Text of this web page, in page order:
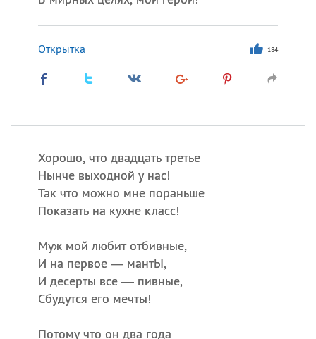
Открытка 184
Хорошо, что двадцать третье
Нынче выходной у нас!
Так что можно мне пораньше
Показать на кухне класс!
Муж мой любит отбивные,
И на первое — мантЫ,
И десерты все — пивные,
Сбудутся его мечты!
Потому что он два года